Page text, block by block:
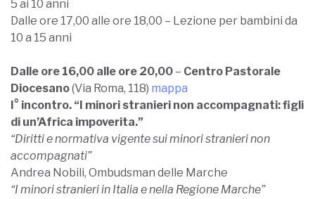
5 ai 10 anni
Dalle ore 17,00 alle ore 18,00 – Lezione per bambini da
10 a 15 anni
Dalle ore 16,00 alle ore 20,00 – Centro Pastorale
Diocesano(Via Roma, 118) mappa
I° incontro. “I minori stranieri non accompagnati: figli
di un’Africa impoverita.”
“Diritti e normativa vigente sui minori stranieri non
accompagnati”
Andrea Nobili, Ombudsman delle Marche
“I minori stranieri in Italia e nella Regione Marche”